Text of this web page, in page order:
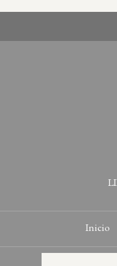
Inicio